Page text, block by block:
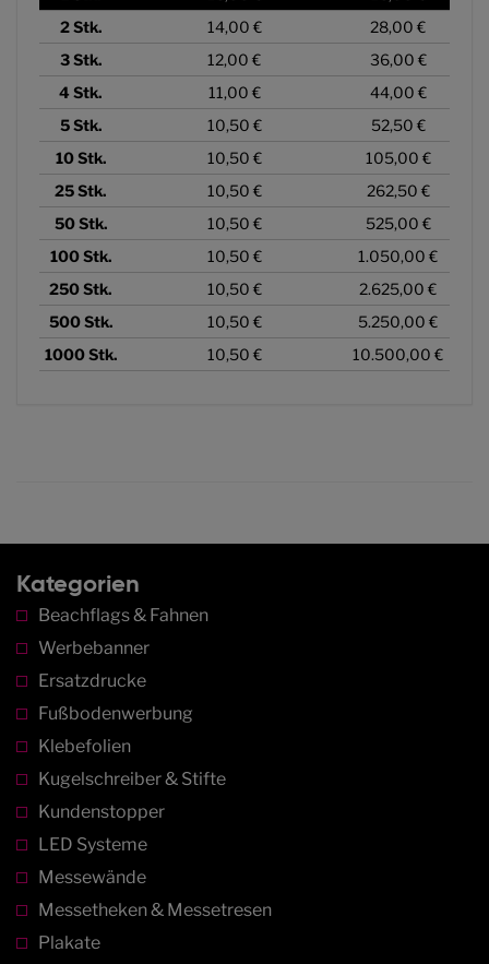
2Stk. 14,00 €
28,00 €
3Stk. 12,00 €
36,00 €
4 Stk. 11,00 €
44,00 €
5Stk. 10,50 €
52,50 €
10Stk. 10,50 €
105,00 €
25Stk. 10,50 €
262,50 €
50Stk. 10,50 €
525,00 €
100Stk. 10,50 €
1.050,00 €
250Stk. 10,50 €
2.625,00 €
500Stk. 10,50 €
5.250,00 €
1000Stk. 10,50 € 10.500,00 €
Kategorien
Beachflags & Fahnen
Werbebanner
Ersatzdrucke
Fußbodenwerbung
Klebefolien
Kugelschreiber & Stifte
Kundenstopper
LED Systeme
Messewände
Messetheken & Messetresen
Plakate